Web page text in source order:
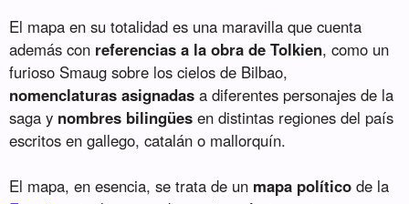
El mapa en su totalidad es una maravilla que cuenta
además con referencias a la obra de Tolkien, como un
furioso Smaug sobre los cielos de Bilbao,
nomenclaturas asignadas a diferentes personajes de la
saga y nombres bilingües en distintas regiones del país
escritos en gallego, catalán o mallorquín.
El mapa, en esencia, se trata de un mapa político de la